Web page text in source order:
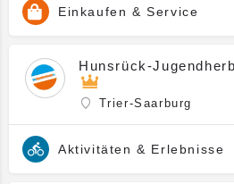
Einkaufen & Service
Hunsrück-
Trier-Saarburg
Aktivitäten & Erlebnisse